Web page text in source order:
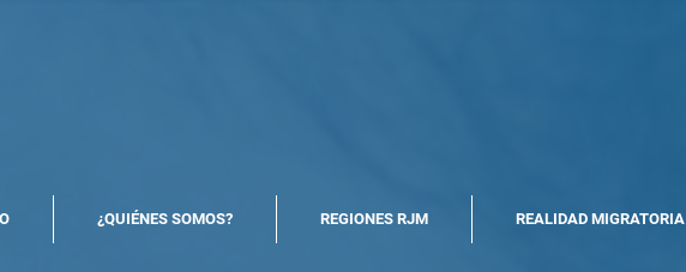
Infogram
¿QUIÉNES SOMOS? REGIONES RJM REALIDAD MIGRATORIA